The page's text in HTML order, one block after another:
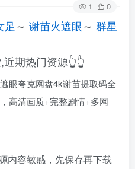
1 0
足 ～ 谢苗火遮眼～ 群星
期热门资源👆👆
眼夸克网盘4k谢苗提取码全
高清画质+完整剧情+多网
内容敏感，先保存再下载